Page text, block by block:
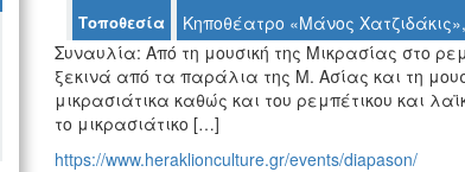
Τοποθεσία
Κηποθέατρο «Μάνος
Συναυλία: Από τη μουσική της Μικρασίας στο
ξεκινά από τα παράλια της Μ. Ασίας και τη
μικρασιάτικα καθώς και του ρεμπέτικου και
το μικρασιάτικο […]
https://www.heraklionculture.gr/events/diapason/